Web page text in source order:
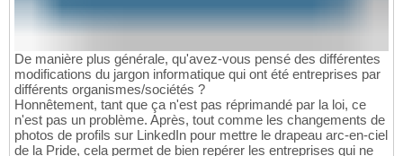
De manière plus générale, qu'avez-vous pensé des différentes
modifications du jargon informatique qui ont été entreprises par
différents organismes/sociétés ?
Honnêtement, tant que ça n'est pas réprimandé par la loi, ce
n'est pas un problème. Après, tout comme les changements de
photos de profils sur LinkedIn pour mettre le drapeau arc-en-ciel
de la Pride, cela permet de bien repérer les entreprises qui ne